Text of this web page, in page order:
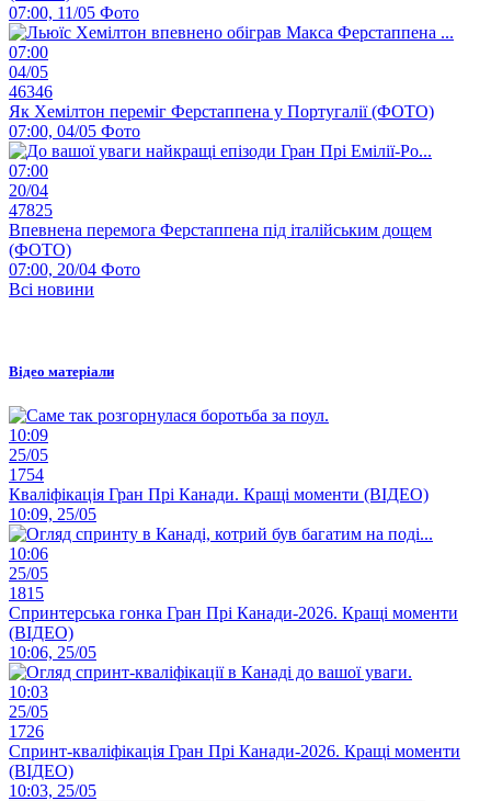
07:00, 11/05 Фото
07:00
04/05
46346
Як Хемілтон переміг Ферстаппена у Португалії (ФОТО)
07:00, 04/05 Фото
07:00
20/04
47825
Впевнена перемога Ферстаппена під італійським дощем
(ФОТО)
07:00, 20/04 Фото
Всі новини
Відео матеріали
10:09
25/05
1754
Кваліфікація Гран Прі Канади. Кращі моменти (ВІДЕО)
10:09, 25/05
10:06
25/05
1815
Спринтерська гонка Гран Прі Канади-2026. Кращі моменти
(ВІДЕО)
10:06, 25/05
10:03
25/05
1726
Спринт-кваліфікація Гран Прі Канади-2026. Кращі моменти
(ВІДЕО)
10:03, 25/05